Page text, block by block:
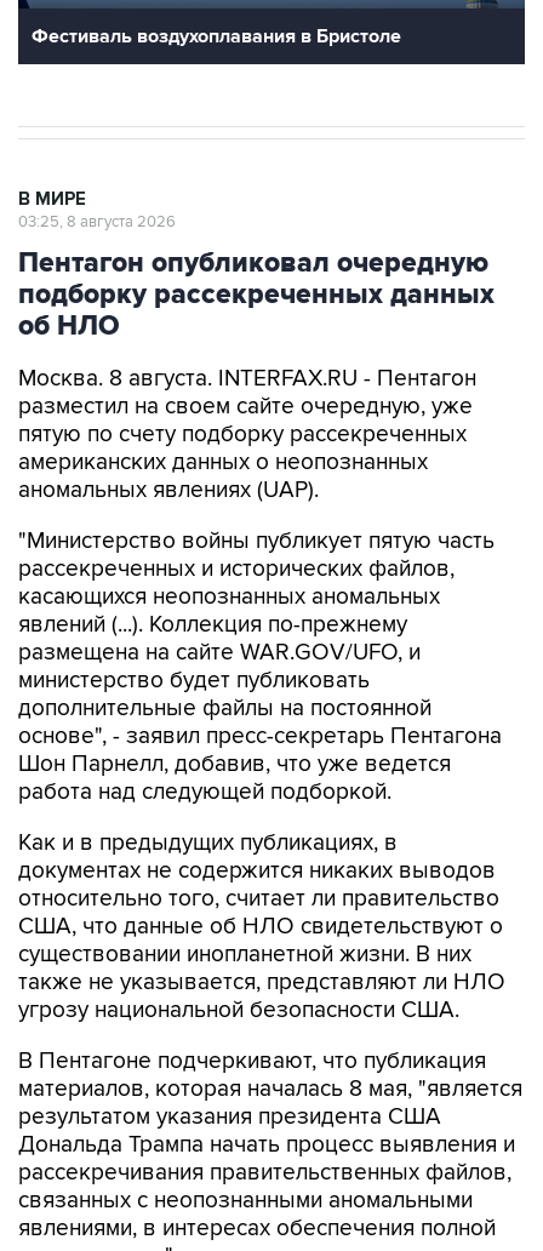
Пентагон опубликовал очередную
подборку рассекреченных данных
об НЛО
Москва. 8 августа. INTERFAX.RU - Пентагон
пятую по счету подборку рассекреченных
американских данных о неопознанных
аномальных явлениях (UAP).
"Министерство войны публикует пятую часть
касающихся неопознанных аномальных
явлений (...). Коллекция по-прежнему
размещена на сайте WAR.GOV/UFO, и
министерство будет публиковать
дополнительные файлы на постоянной
основе", - заявил пресс-секретарь Пентагона
Шон Парнелл, добавив, что уже ведется
работа над следующей подборкой.
Как и в предыдущих публикациях, в
относительно того, считает ли правительство
США, что данные об НЛО свидетельствуют о
существовании инопланетной жизни. В них
также не указывается, представляют ли НЛО
угрозу национальной безопасности США.
В Пентагоне подчеркивают, что публикация
результатом указания президента США
Дональда Трампа начать процесс выявления и
рассекречивания правительственных файлов,
связанных с неопознанными аномальными
явлениями, в интересах обеспечения полной
прозрачности".